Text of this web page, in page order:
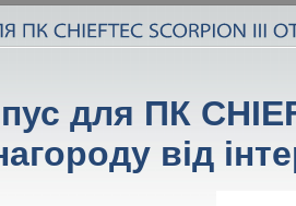
для ПК
від